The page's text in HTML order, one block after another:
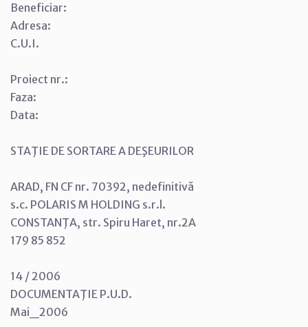
Beneficiar:
Adresa:
C.U.I.
Proiect nr.:
Faza:
Data:
STAŢIE DE SORTARE A DEŞEURILOR
ARAD, FN CF nr. 70392, nedefinitivă
s.c. POLARIS M HOLDING s.r.l.
CONSTANŢA, str. Spiru Haret, nr.2A
179 85 852
14 / 2006
DOCUMENTAŢIE P.U.D.
Mai_2006